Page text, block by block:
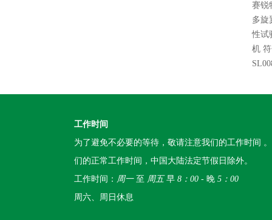
赛锐
多旋
性试
机
工作时间
为了避免不必要的等待，敬请注意我们的工作时间
们的正常工作时间，中国大陆法定节假日除外。
工作时间： 周一至 周五早 8：00 - 晚 5：00
周六、周日休息